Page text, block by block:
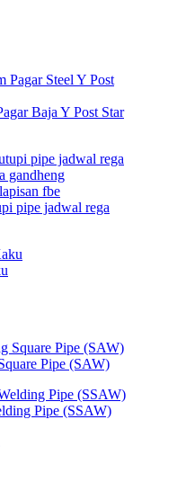
Baja Y Post Star
pipe jadwal rega
Pipe (SAW)
Pipe (SSAW)